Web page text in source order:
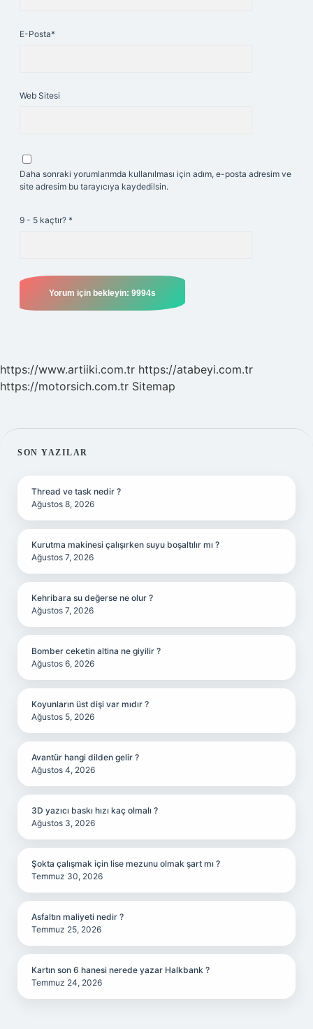
E-Posta*
Web Sitesi
Daha sonraki yorumlarımda kullanılması için adım, e-posta adresim ve
site adresim bu tarayıcıya kaydedilsin.
9 - 5 kaçtır? *
https://www.artiiki.com.tr https://atabeyi.com.tr
https://motorsich.com.tr Sitemap
SIDEBAR
SON YAZILAR
Thread ve task nedir ?
Ağustos 8, 2026
Kurutma makinesi çalışırken suyu boşaltılır mı ?
Ağustos 7, 2026
Kehribara su değerse ne olur ?
Ağustos 7, 2026
Bomber ceketin altina ne giyilir ?
Ağustos 6, 2026
Koyunların üst dişi var mıdır ?
Ağustos 5, 2026
Avantür hangi dilden gelir ?
Ağustos 4, 2026
3D yazıcı baskı hızı kaç olmalı ?
Ağustos 3, 2026
Şokta çalışmak için lise mezunu olmak şart mı ?
Temmuz 30, 2026
Asfaltın maliyeti nedir ?
Temmuz 25, 2026
Kartın son 6 hanesi nerede yazar Halkbank ?
Temmuz 24, 2026